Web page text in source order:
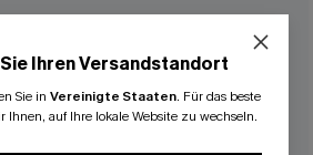
Ihren Versandstandort
Sie in Vereinigte Staaten. Für das beste
Ihnen, auf Ihre lokale Website zu wechseln.